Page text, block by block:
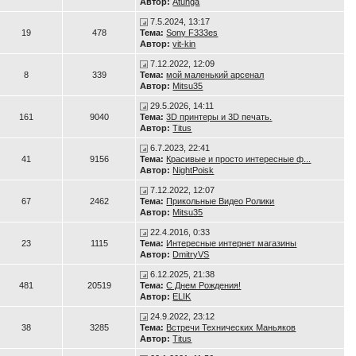
19 478
7.5.2024, 13:17
Тема: Sony F333es
Автор: vit-kin
8 339
7.12.2022, 12:09
Тема: мой маленький арсенал
Автор: Mitsu35
161 9040
29.5.2026, 14:11
Тема: 3D принтеры и 3D печать.
Автор: Titus
41 9156
6.7.2023, 22:41
Тема: Красивые и просто интересные ф...
Автор: NightPoisk
67 2462
7.12.2022, 12:07
Тема: Прикольные Видео Ролики
Автор: Mitsu35
23 1115
22.4.2016, 0:33
Тема: Интересные интернет магазины
Автор: DmitryVS
481 20519
6.12.2025, 21:38
Тема: С Днем Рождения!
Автор: ELIK
38 3285
24.9.2022, 23:12
Тема: Встречи Технических Маньяков
Автор: Titus